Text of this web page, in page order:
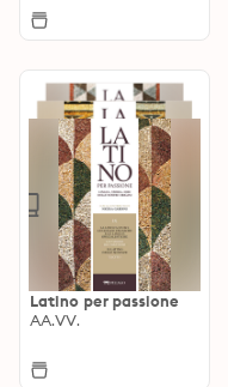
Latino per passione
AA.VV.